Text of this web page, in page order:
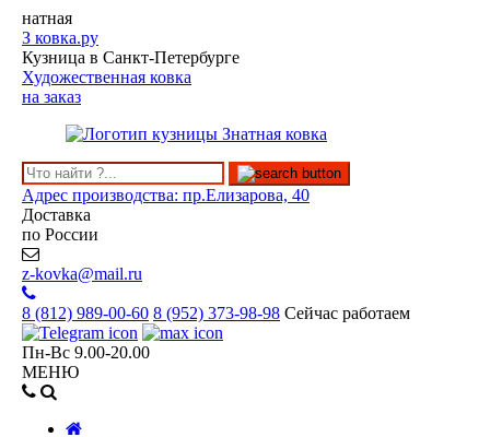
натная
З ковка.ру
Кузница в Санкт-Петербурге
Художественная ковка
на заказ
Адрес производства: пр.Елизарова, 40
Доставка
по России
z-kovka@mail.ru
8 (812) 989-00-60 8 (952) 373-98-98 Сейчас работаем
Пн-Вс 9.00-20.00
МЕНЮ